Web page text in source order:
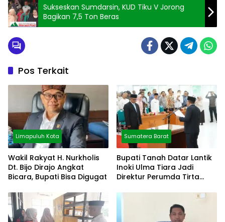
Sukseskan Sumdarsin, KUD Tiku V Jorong
Bagikan 7,5 Ton Beras
Pos Terkait
Limapuluh Kota
Wakil Rakyat H. Nurkholis
Dt. Bijo Dirajo Angkat
Bicara, Bupati Bisa Digugat
Sumatera Barat
Bupati Tanah Datar Lantik
Inoki Ulma Tiara Jadi
Direktur Perumda Tirta